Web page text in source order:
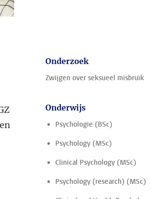
Onderzoek
Zwijgen over seksueel misbruik
Onderwijs
Psychologie (BSc)
Psychology (MSc)
Clinical Psychology (MSc)
Psychology (research) (MSc)